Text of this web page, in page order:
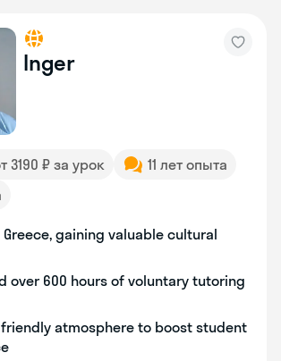
Inger
3190 ₽ за урок
11 лет опыта
Greece, gaining valuable cultural
over 600 hours of voluntary tutoring
friendly atmosphere to boost student